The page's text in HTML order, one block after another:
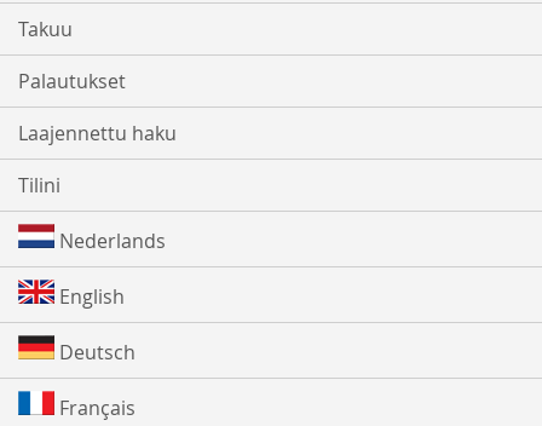
Takuu
Palautukset
Laajennettu haku
Tilini
Nederlands
English
Deutsch
Français